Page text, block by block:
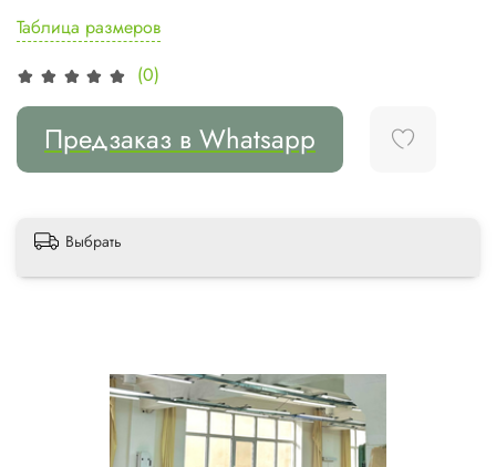
(0)
Таблица размеров
Предзаказ в Whatsapp
Выбрать